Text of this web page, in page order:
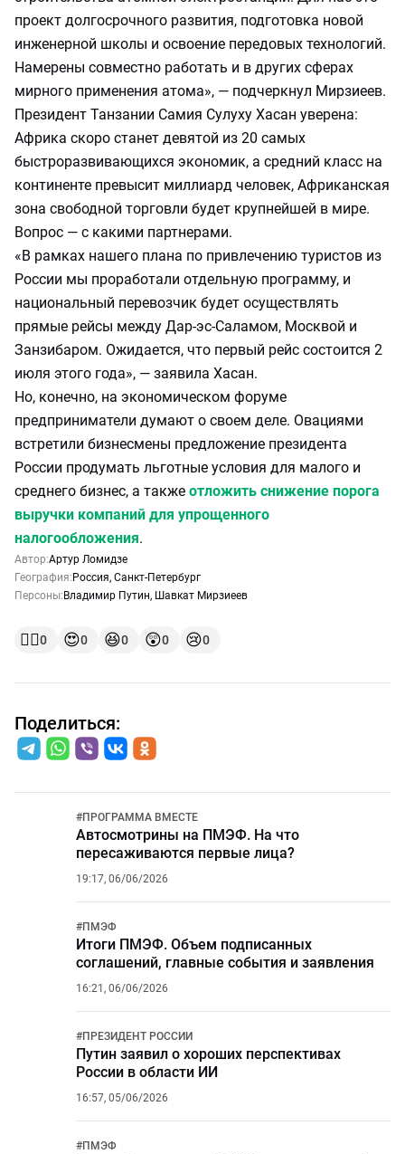
проект долгосрочного развития, подготовка новой
инженерной школы и освоение передовых технологий.
Намерены совместно работать и в других сферах
мирного применения атома», — подчеркнул Мирзиеев.
Президент Танзании Самия Сулуху Хасан уверена:
Африка скоро станет девятой из 20 самых
быстроразвивающихся экономик, а средний класс на
континенте превысит миллиард человек, Африканская
зона свободной торговли будет крупнейшей в мире.
Вопрос — с какими партнерами.
«В рамках нашего плана по привлечению туристов из
России мы проработали отдельную программу, и
национальный перевозчик будет осуществлять
прямые рейсы между Дар-эс-Саламом, Москвой и
Занзибаром. Ожидается, что первый рейс состоится 2
июля этого года», — заявила Хасан.
Но, конечно, на экономическом форуме
предприниматели думают о своем деле. Овациями
встретили бизнесмены предложение президента
России продумать льготные условия для малого и
среднего бизнес, а также отложить снижение порога
выручки компаний для упрощенного
налогообложения.
Автор:Артур Ломидзе
География: Россия, Санкт-Петербург
Персоны: Владимир Путин, Шавкат Мирзиеев
👍🏻0 😍0 😆0 😲0 😢0
Поделиться:
#ПРОГРАММА ВМЕСТЕ
Автосмотрины на ПМЭФ. На что
пересаживаются первые лица?
19:17, 06/06/2026
#ПМЭФ
Итоги ПМЭФ. Объем подписанных
соглашений, главные события и заявления
16:21, 06/06/2026
#ПРЕЗИДЕНТ РОССИИ
Путин заявил о хороших перспективах
России в области ИИ
16:57, 05/06/2026
#ПМЭФ